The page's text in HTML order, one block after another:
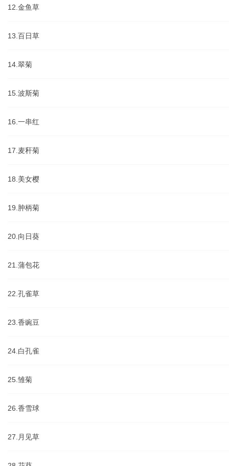
12.金鱼草
13.百日草
14.翠菊
15.波斯菊
16.一串红
17.麦秆菊
18.美女樱
19.肿柄菊
20.向日葵
21.蒲包花
22.孔雀草
23.香豌豆
24.白孔雀
25.雏菊
26.香雪球
27.月见草